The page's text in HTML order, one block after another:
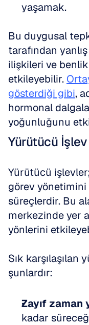
yaşamak.
Bu duygusal
tarafından
ilişkileri ve benlik
etkileyebilir.
gösterdiği gibi,
hormonal
yoğunluğunu
Yürütücü İşlev
Yürütücü
görev
süreçlerdir. Bu
merkezinde yer
yönlerini
Sık karşılaşılan
şunlardır:
Zayıf zaman
kadar